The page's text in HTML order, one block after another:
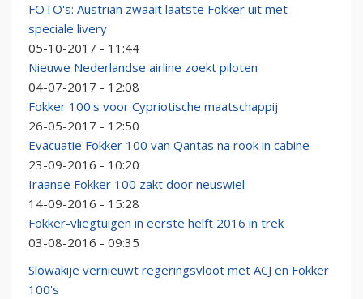
FOTO's: Austrian zwaait laatste Fokker uit met
speciale livery
05-10-2017 - 11:44
Nieuwe Nederlandse airline zoekt piloten
04-07-2017 - 12:08
Fokker 100's voor Cypriotische maatschappij
26-05-2017 - 12:50
Evacuatie Fokker 100 van Qantas na rook in cabine
23-09-2016 - 10:20
Iraanse Fokker 100 zakt door neuswiel
14-09-2016 - 15:28
Fokker-vliegtuigen in eerste helft 2016 in trek
03-08-2016 - 09:35
Slowakije vernieuwt regeringsvloot met ACJ en Fokker
100's